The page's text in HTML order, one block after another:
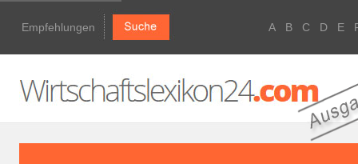
Empfehlungen A B C D E